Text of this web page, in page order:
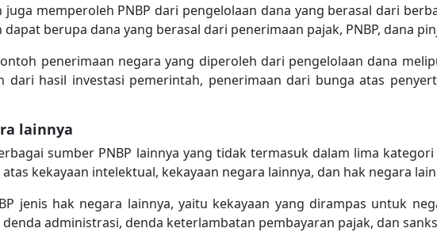
juga memperoleh PNBP dari pengelolaan dana yang berasal dari
berupa dana yang berasal dari penerimaan pajak, PNBP, dana
penerimaan negara yang diperoleh dari pengelolaan dana
dari hasil investasi pemerintah, penerimaan dari bunga atas
lainnya
sumber PNBP lainnya yang tidak termasuk dalam lima
kekayaan intelektual, kekayaan negara lainnya, dan hak negara
jenis hak negara lainnya, yaitu kekayaan yang dirampas untuk
administrasi, denda keterlambatan pembayaran pajak, dan